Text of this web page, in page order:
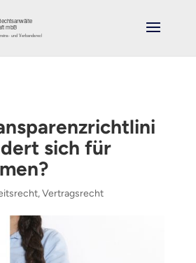
sich für
,Vertragsrecht